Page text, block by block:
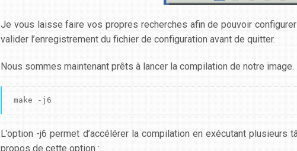
Je vous laisse faire vos propres recherches afin de pouvoir
valider l’enregistrement du fichier de configuration avant de quitter.
Nous sommes maintenant prêts à lancer la compilation de notre image.
make -j6
L’option -j6 permet d’accélérer la compilation en exécutant plusieurs
propos de cette option :